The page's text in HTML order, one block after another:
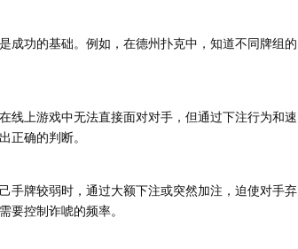
成功的基础。例如，在德州扑克中，知道不同牌组的
线上游戏中无法直接面对对手，但通过下注行为和速
正确的判断。
手牌较弱时，通过大额下注或突然加注，迫使对手弃
控制诈唬的频率。